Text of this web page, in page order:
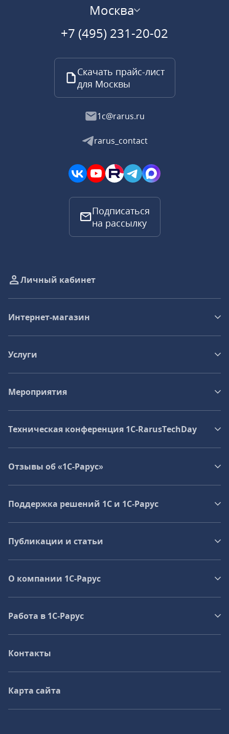
Москва
+7 (495) 231-20-02
Скачать прайс-лист
для Москвы
1c@rarus.ru
rarus_contact
Подписаться
на рассылку
Личный кабинет
Интернет-магазин
Услуги
Мероприятия
Техническая конференция 1C‑RarusTechDay
Отзывы об «1С-Рарус»
Поддержка решений 1С и 1С‑Рарус
Публикации и статьи
О компании 1C-Рарус
Работа в 1С‑Рарус
Контакты
Карта сайта